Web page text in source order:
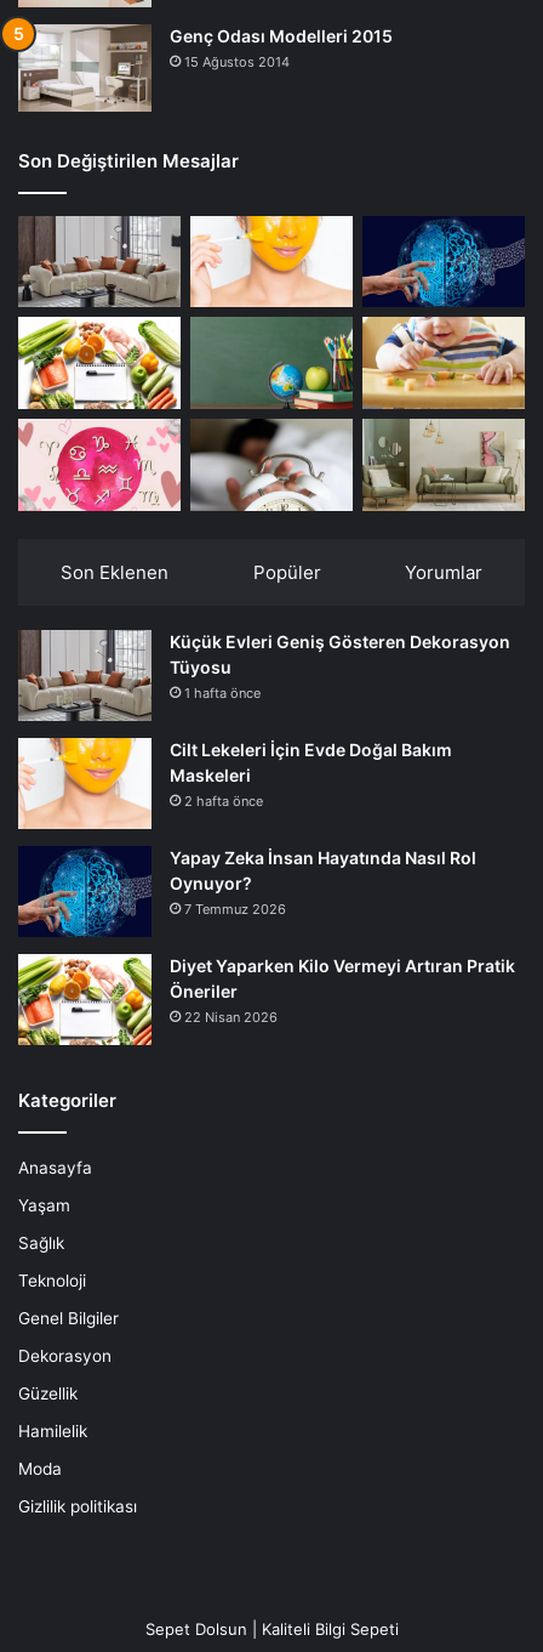
Genç Odası Modelleri 2015
15 Ağustos 2014
Son Değiştirilen Mesajlar
Son Eklenen Popüler Yorumlar
Küçük Evleri Geniş Gösteren Dekorasyon
Tüyosu
1 hafta önce
Cilt Lekeleri İçin Evde Doğal Bakım
Maskeleri
2 hafta önce
Yapay Zeka İnsan Hayatında Nasıl Rol
Oynuyor?
7 Temmuz 2026
Diyet Yaparken Kilo Vermeyi Artıran Pratik
Öneriler
22 Nisan 2026
Kategoriler
Anasayfa
Yaşam
Sağlık
Teknoloji
Genel Bilgiler
Dekorasyon
Güzellik
Hamilelik
Moda
Gizlilik politikası
Sepet Dolsun | Kaliteli Bilgi Sepeti